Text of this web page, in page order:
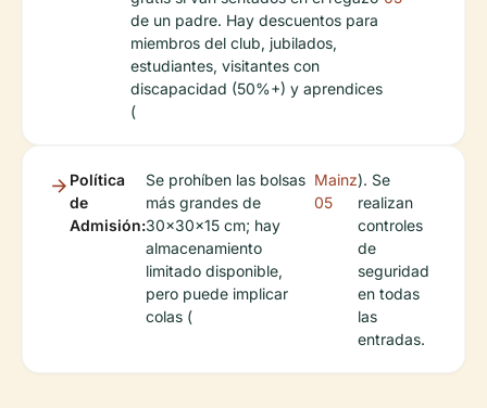
de un padre. Hay descuentos para
miembros del club, jubilados,
estudiantes, visitantes con
discapacidad (50%+) y aprendices
(
Política
de
Admisión:
Se prohíben las bolsas
más grandes de
30x30x15 cm; hay
almacenamiento
limitado disponible,
pero puede implicar
colas (
Mainz
05
). Se
realizan
controles
de
seguridad
en todas
las
entradas.